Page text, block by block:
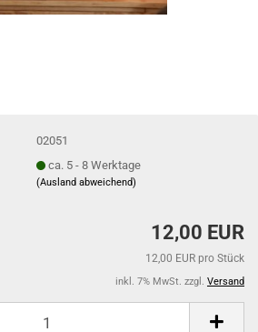
02051
ca. 5 - 8 Werktage
(Ausland abweichend)
12,00 EUR
12,00 EUR pro Stück
inkl. 7% MwSt. zzgl. Versand